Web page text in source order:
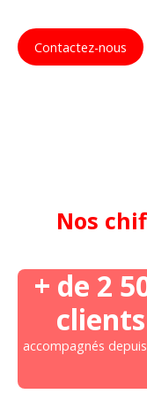
Contactez-nous
Nos
+ de 2
clients
accompagnés